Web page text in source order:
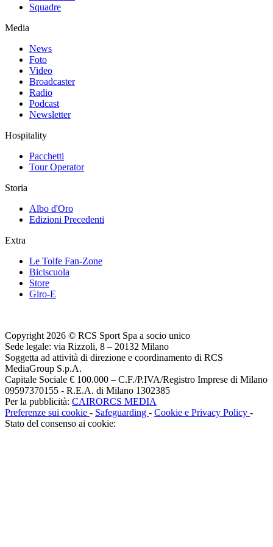
Squadre
Media
News
Foto
Video
Broadcaster
Radio
Podcast
Newsletter
Hospitality
Pacchetti
Tour Operator
Storia
Albo d'Oro
Edizioni Precedenti
Extra
Le Tolfe Fan-Zone
Biciscuola
Store
Giro-E
Copyright 2026 © RCS Sport Spa a socio unico
Sede legale: via Rizzoli, 8 – 20132 Milano
Soggetta ad attività di direzione e coordinamento di RCS
MediaGroup S.p.A.
Capitale Sociale € 100.000 – C.F./P.IVA/Registro Imprese di Milano
09597370155 - R.E.A. di Milano 1302385
Per la pubblicità: CAIRORCS MEDIA
Preferenze sui cookie - Safeguarding - Cookie e Privacy Policy -
Stato del consenso ai cookie: